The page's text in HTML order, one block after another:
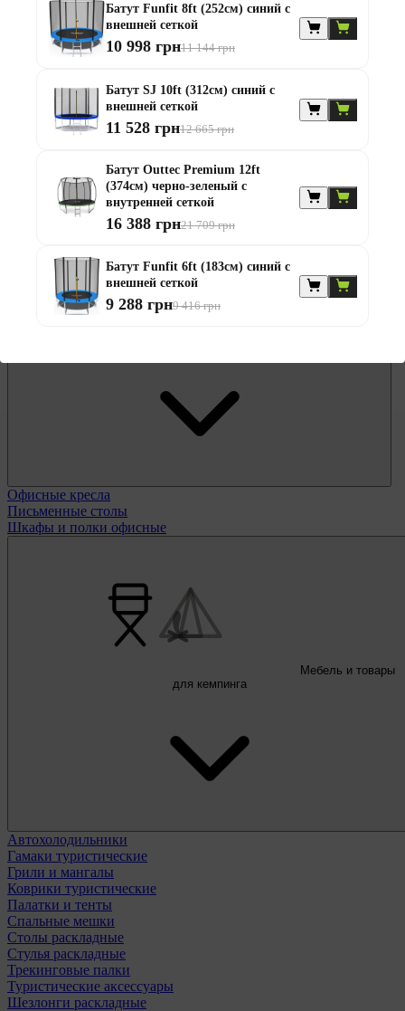
Гамаки и садовые качели
Комплекты садовой мебели
Надувные батуты и водные горки
Садовые комоды и сундуки
Садовые столы
Скамейки садовые
Шезлонги и лежаки
Офисные кресла
Письменные столы
Шкафы и полки офисные
Мебель и товары
для кемпинга
Автохолодильники
Гамаки туристические
Грили и мангалы
Коврики туристические
Палатки и тенты
Спальные мешки
Столы раскладные
Стулья раскладные
Трекинговые палки
Туристические аксессуары
Шезлонги раскладные
Батут Funfit 8ft (252см) синий с
внешней сеткой
10 998 грн11 144 грн
Батут SJ 10ft (312см) синий с
внешней сеткой
11 528 грн12 665 грн
Батут Outtec Premium 12ft
(374см) черно-зеленый с
внутренней сеткой
16 388 грн21 709 грн
Батут Funfit 6ft (183см) синий с
внешней сеткой
9 288 грн9 416 грн